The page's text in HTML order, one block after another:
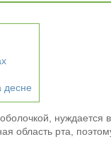
десне
нуждается
область рта,